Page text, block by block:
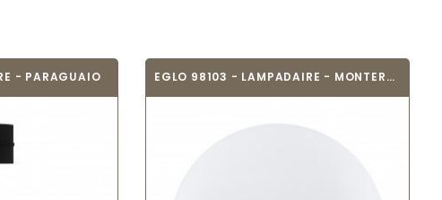
- PARAGUAIO EGLO 98103 - LAMPADAIRE - MONTEROLO